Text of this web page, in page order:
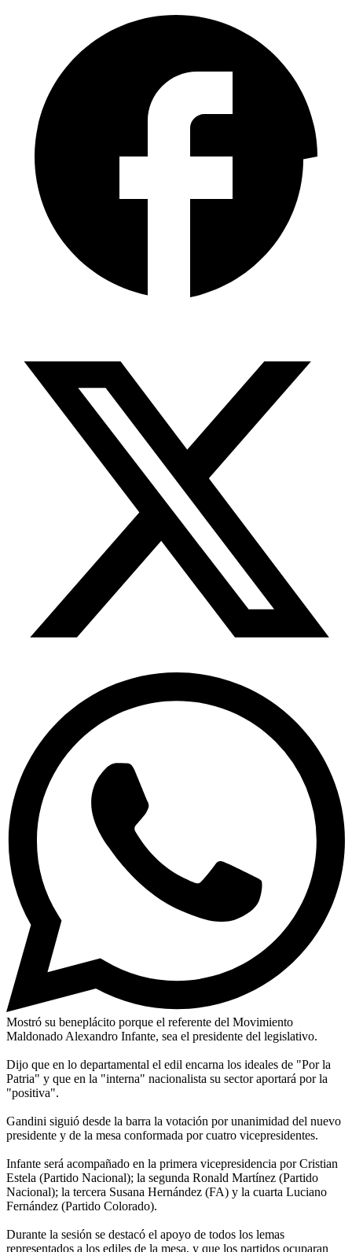
Mostró su beneplácito porque el referente del Movimiento
Maldonado Alexandro Infante, sea el presidente del legislativo.
Dijo que en lo departamental el edil encarna los ideales de "Por la
Patria" y que en la "interna" nacionalista su sector aportará por la
"positiva".
Gandini siguió desde la barra la votación por unanimidad del nuevo
presidente y de la mesa conformada por cuatro vicepresidentes.
Infante será acompañado en la primera vicepresidencia por Cristian
Estela (Partido Nacional); la segunda Ronald Martínez (Partido
Nacional); la tercera Susana Hernández (FA) y la cuarta Luciano
Fernández (Partido Colorado).
Durante la sesión se destacó el apoyo de todos los lemas
representados a los ediles de la mesa, y que los partidos ocuparan